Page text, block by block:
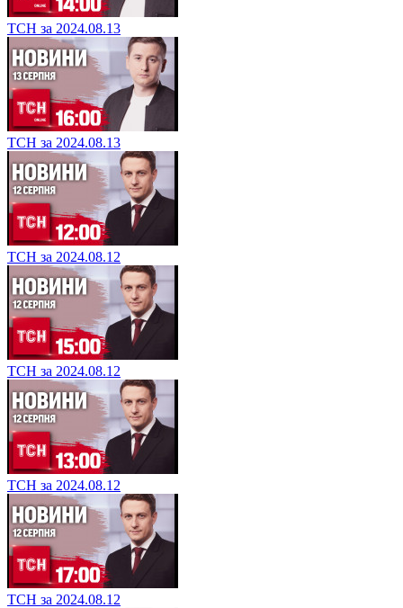
ТСН за 2024.08.13
ТСН за 2024.08.13
ТСН за 2024.08.12
ТСН за 2024.08.12
ТСН за 2024.08.12
ТСН за 2024.08.12